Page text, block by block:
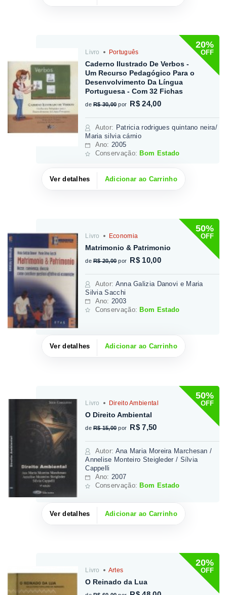
20%
OFF
Livro Português
Caderno Ilustrado De Verbos -
Um Recurso Pedagógico Para o
Desenvolvimento Da Língua
Portuguesa - Com 32 Fichas
de R$ 30,00 por R$ 24,00
Autor: Patricia rodrigues quintano neira/
Maria silvia cárnio
Ano: 2005
Conservação: Bom Estado
Ver detalhes Adicionar ao Carrinho
50%
OFF
Livro Economia
Matrimonio & Patrimonio
de R$ 20,00 por R$ 10,00
Autor: Anna Galizia Danovi e Maria
Silvia Sacchi
Ano: 2003
Conservação: Bom Estado
Ver detalhes Adicionar ao Carrinho
50%
OFF
Livro Direito Ambiental
O Direito Ambiental
de R$ 15,00 por R$ 7,50
Autor: Ana Maria Moreira Marchesan /
Annelise Monteiro Steigleder / Sílvia
Cappelli
Ano: 2007
Conservação: Bom Estado
Ver detalhes Adicionar ao Carrinho
20%
OFF
Livro Artes
O Reinado da Lua